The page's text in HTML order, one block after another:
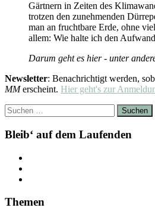
Gärtnern in Zeiten des
trotzen den zunehmenden
man an fruchtbare Erde, ohne
allem: Wie halte ich den
Darum geht es hier - unter
Newsletter: Benachrichtigt werden,
MMerscheint. Hier geht's zur
Suchen
nach:
Bleib‘ auf dem Laufenden
Themen